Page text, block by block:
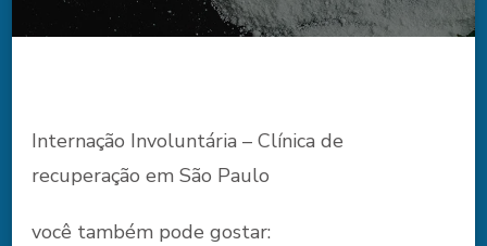
Internação Involuntária – Clínica de
recuperação em São Paulo
você também pode gostar: